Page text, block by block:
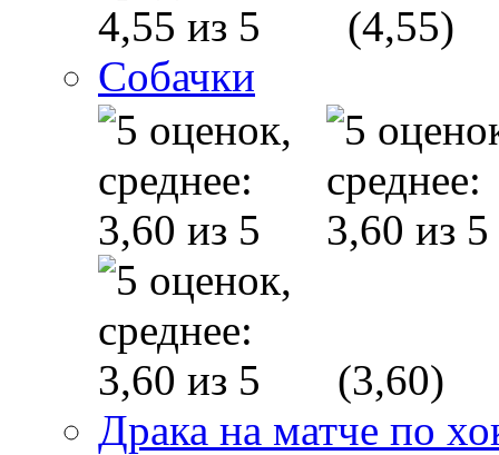
(4,55)
Собачки
(3,60)
Драка на матче по